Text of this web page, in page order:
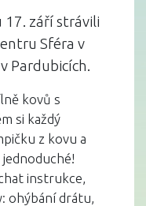
17. září strávili
Sféra v
Pardubicích.
kovů s
si každý
z kovu a
instrukce,
ohýbání drátu,